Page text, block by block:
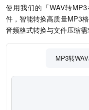
使用我们的「WAV转
件，智能转换高质量MP3
音频格式转换与文件压缩需
MP3转